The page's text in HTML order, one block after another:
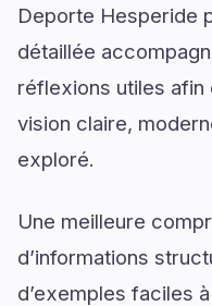
Deporte Hesperide
détaillée
réflexions utiles afin
vision claire,
exploré.
Une meilleure
d’informations
d’exemples faciles